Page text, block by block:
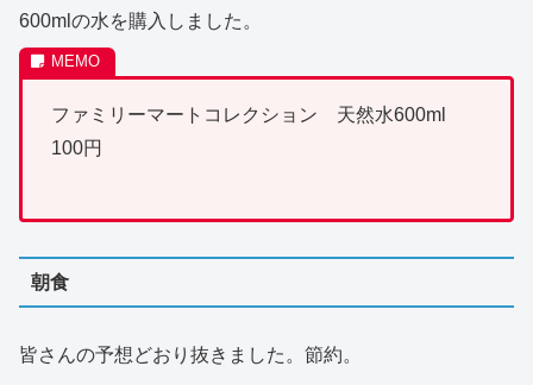
600mlの水を購入しました。
ファミリーマートコレクション 天然水600ml
100円
朝食
皆さんの予想どおり抜きました。節約。